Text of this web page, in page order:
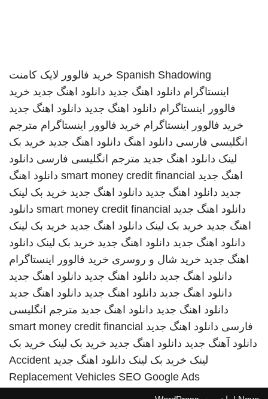
Spanish Shadowing خرید فالوور لایک کامنت
اینستاگرام دانلود اهنگ جدید دانلود اهنگ جدید خرید
فالوور اینستاگرام دانلود اهنگ جدید دانلود اهنگ جدید
خرید فالوور اینستاگرام خرید فالوور اینستاگرام مترجم
انگلیسی فارسی دانلود اهنگ دانلود اهنگ جدید خرید بک
لینک دانلود اهنگ جدید مترجم انگلیسی فارسی دانلود
اهنگ جدید smart money credit financial دانلود اهنگ
جدید دانلود اهنگ جدید دانلود اهنگ جدید خرید بک لینک
دانلود اهنگ جدید smart money credit financial دانلود
اهنگ جدید خرید بک لینک دانلود اهنگ جدید خرید بک لینک
دانلود اهنگ جدید دانلود اهنگ جدید خرید بک لینک دانلود
اهنگ جدید خرید شال و روسری خرید فالوور اینستاگرام
دانلود اهنگ جدید دانلود اهنگ جدید دانلود اهنگ جدید
دانلود اهنگ جدید دانلود اهنگ جدید دانلود اهنگ جدید
دانلود اهنگ جدید دانلود اهنگ جدید مترجم انگلیسی
فارسی دانلود اهنگ جدید smart money credit financial
دانلود آهنگ جدید دانلود اهنگ جدید خرید بک لینک خرید بک
لینک خرید بک لینک دانلود اهنگ جدید Accident
Replacement Vehicles SEO Google Ads